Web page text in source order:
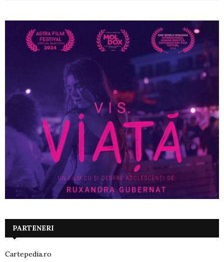
PARTENERI
Cartepedia.ro